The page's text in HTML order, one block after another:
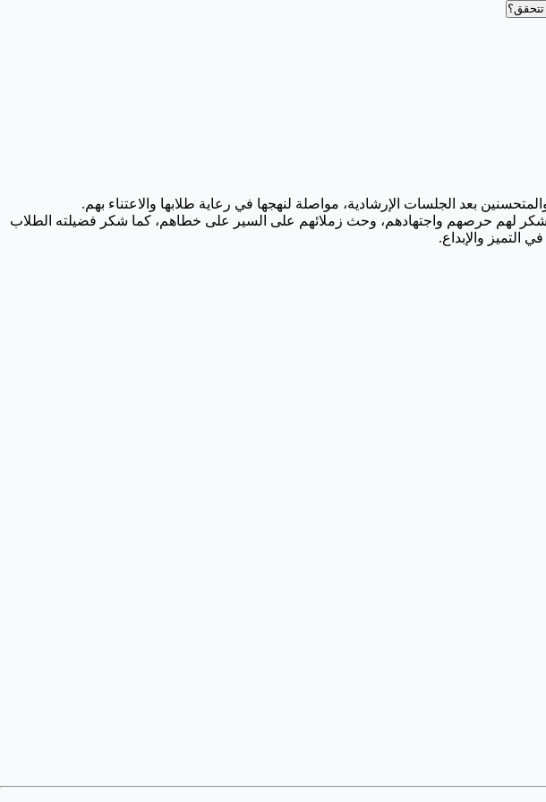
بعد الجلسات الإرشادية، مواصلة لنهجها في رعاية طلابها والاعتناء بهم.
وشكر لهم حرصهم واجتهادهم، وحث زملائهم على السير على خطاهم، كما شكر فضيلته الطلاب
التميز والإبداع.